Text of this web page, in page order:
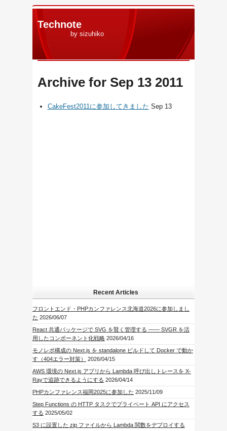
Technote
by sizuhiko
Archive for Sep 13 2011
CakeFest2011に参加してきました Sep 13
Recent Articles
フロントエンド・PHPカンファレンス北海道2026に参加しまし
た 2026/06/07
React 共通パッケージで SVG を賢く管理する —— SVGR を活
用したコンポーネント化戦略 2026/04/16
モノレポ構成の Next.js を standalone ビルドして Docker で動か
す（404エラー対策）
2026/04/15
AWS 環境の Next.js アプリから Lambda 呼び出しトレースを X-
Rayで追跡できるようにする 2026/04/14
PHPカンファレンス福岡2025に参加した 2025/11/09
Step Functions の HTTP タスクでプライベート API にアクセス
する 2025/05/02
S3 に設置した zip ファイルから Lambda 関数をデプロイする